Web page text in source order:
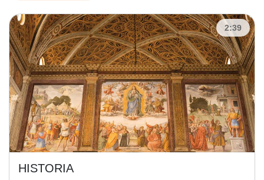
2:39
HISTORIA